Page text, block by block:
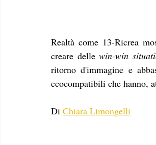
Realtà come 13-Ricrea
creare delle win-win
ritorno d'immagine e
ecocompatibili che hanno,
Di Chiara Limongelli